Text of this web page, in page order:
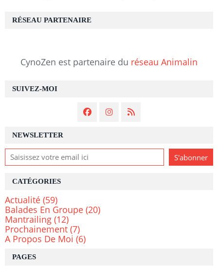
NEWSLETTER
SUIVEZ-MOI
PAGES
CATÉGORIES
Actualité (59)
Balades En Groupe (20)
Mantrailing (12)
Prochainement (7)
A Propos De Moi (6)
RÉSEAU PARTENAIRE
CynoZen est partenaire du réseau Animalin